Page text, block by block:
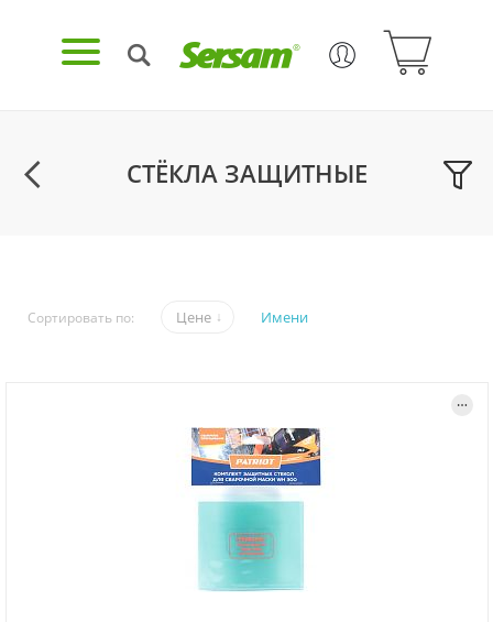
СТЁКЛА ЗАЩИТНЫЕ
Сортировать по: Цене Имени